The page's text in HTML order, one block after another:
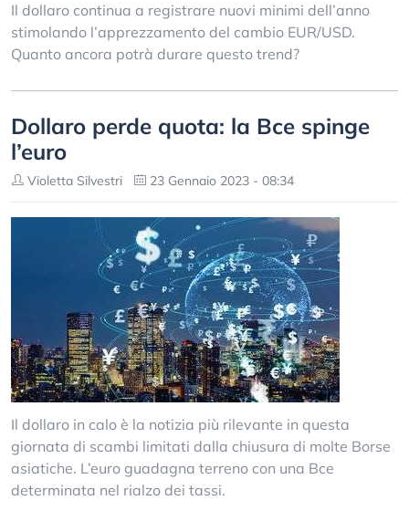
Il dollaro continua a registrare nuovi minimi dell’anno
stimolando l’apprezzamento del cambio EUR/USD.
Quanto ancora potrà durare questo trend?
Dollaro perde quota: la Bce spinge
l’euro
Violetta Silvestri 23 Gennaio 2023 - 08:34
Il dollaro in calo è la notizia più rilevante in questa
giornata di scambi limitati dalla chiusura di molte Borse
asiatiche. L’euro guadagna terreno con una Bce
determinata nel rialzo dei tassi.